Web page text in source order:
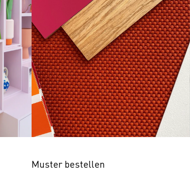
Muster bestellen